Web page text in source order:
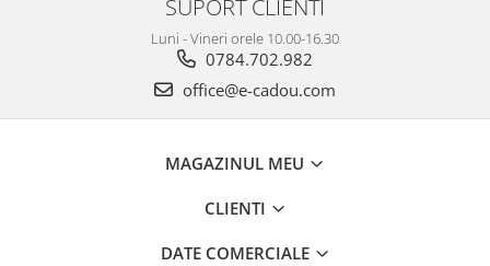
SUPORT CLIENTI
Luni - Vineri orele 10.00-16.30
0784.702.982
office@e-cadou.com
MAGAZINUL MEU
CLIENTI
DATE COMERCIALE